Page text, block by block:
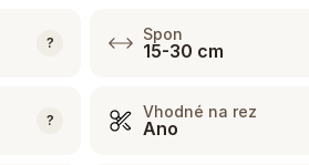
? Spon
15-30 cm
? Vhodné na rez
Ano